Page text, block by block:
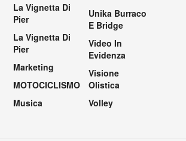
La Vignetta Di
Pier
La Vignetta Di
Pier
Marketing
MOTOCICLISMO
Musica
Unika Burraco
E Bridge
Video In
Evidenza
Visione
Olistica
Volley